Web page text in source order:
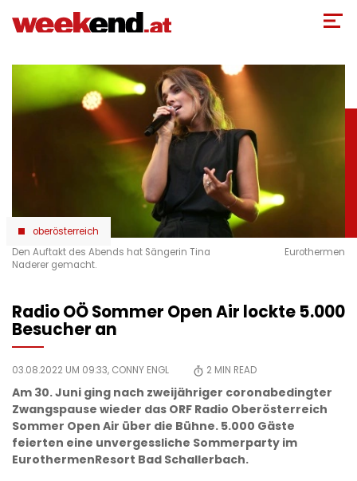
zum
oberösterreich
Den Auftakt des Abends hat Sängerin Tina
Naderer gemacht.
Eurothermen
Radio OÖ Sommer Open Air lockte 5.000
Besucher an
03.08.2022 UM 09:33, CONNY ENGL 2 MIN READ
Am 30. Juni ging nach zweijähriger coronabedingter
Zwangspause wieder das ORF Radio Oberösterreich
Sommer Open Air über die Bühne. 5.000 Gäste
feierten eine unvergessliche Sommerparty im
EurothermenResort Bad Schallerbach.